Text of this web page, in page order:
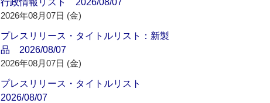
行政情報リスト 2026/08/07
2026年08月07日 (金)
プレスリリース・タイトルリスト：新製
品 2026/08/07
2026年08月07日 (金)
プレスリリース・タイトルリスト
2026/08/07